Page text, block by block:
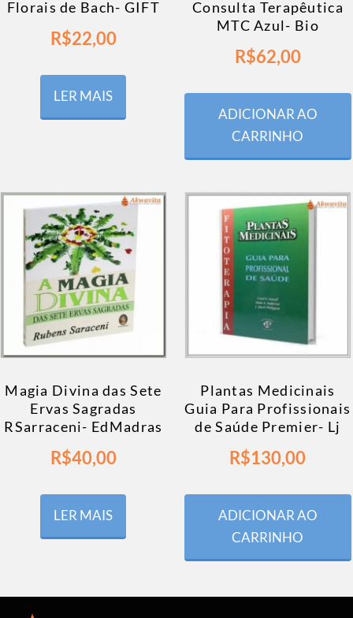
Florais de Bach- GIFT
R$22,00
LER MAIS
Consulta Terapêutica
MTC Azul- Bio
R$62,00
ADICIONAR AO
CARRINHO
Magia Divina das Sete
Ervas Sagradas
RSarraceni- EdMadras
R$40,00
LER MAIS
Plantas Medicinais
Guia Para Profissionais
de Saúde Premier- Lj
R$130,00
ADICIONAR AO
CARRINHO